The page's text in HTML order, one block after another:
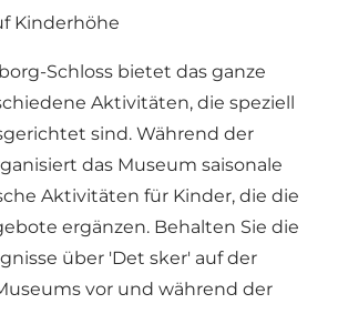
Kinderhöhe
Schloss bietet das ganze
Aktivitäten, die speziell
sind. Während der
das Museum saisonale
Aktivitäten für Kinder, die die
ergänzen. Behalten Sie die
über 'Det sker' auf der
vor und während der